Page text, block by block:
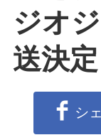
ジオ
送決定
シ